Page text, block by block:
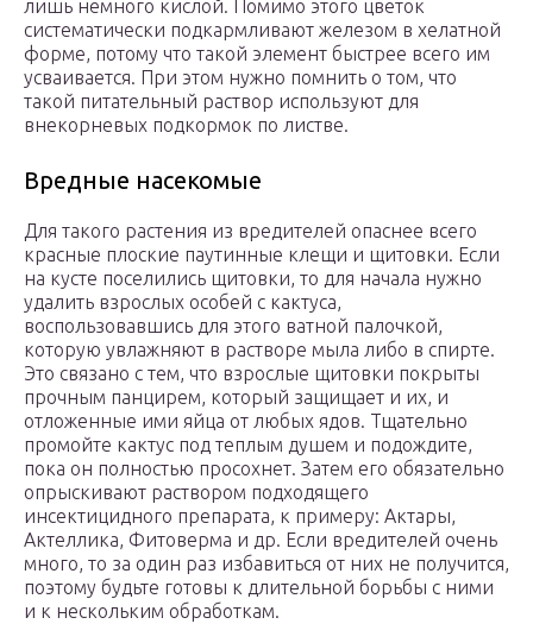
лишь немного кислой. Помимо этого цветок
систематически подкармливают железом в хелатной
форме, потому что такой элемент быстрее всего им
усваивается. При этом нужно помнить о том, что
такой питательный раствор используют для
внекорневых подкормок по листве.
Вредные насекомые
Для такого растения из вредителей опаснее всего
красные плоские паутинные клещи и щитовки. Если
на кусте поселились щитовки, то для начала нужно
удалить взрослых особей с кактуса,
воспользовавшись для этого ватной палочкой,
которую увлажняют в растворе мыла либо в спирте.
Это связано с тем, что взрослые щитовки покрыты
прочным панцирем, который защищает и их, и
отложенные ими яйца от любых ядов. Тщательно
промойте кактус под теплым душем и подождите,
пока он полностью просохнет. Затем его обязательно
опрыскивают раствором подходящего
инсектицидного препарата, к примеру: Актары,
Актеллика, Фитоверма и др. Если вредителей очень
много, то за один раз избавиться от них не получится,
поэтому будьте готовы к длительной борьбы с ними
и к нескольким обработкам.